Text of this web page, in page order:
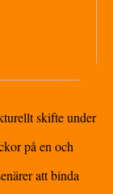
skifte under
på en och
att binda